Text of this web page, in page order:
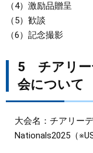
（4）激励品贈呈
（5）歓談
（6）記念撮影
5 チアリー
会について
大会名：チアリー
Nationals2025（